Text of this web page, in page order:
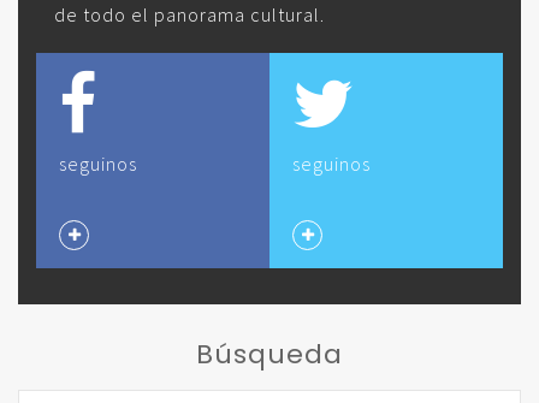
de todo el panorama cultural.
seguinos seguinos
Búsqueda